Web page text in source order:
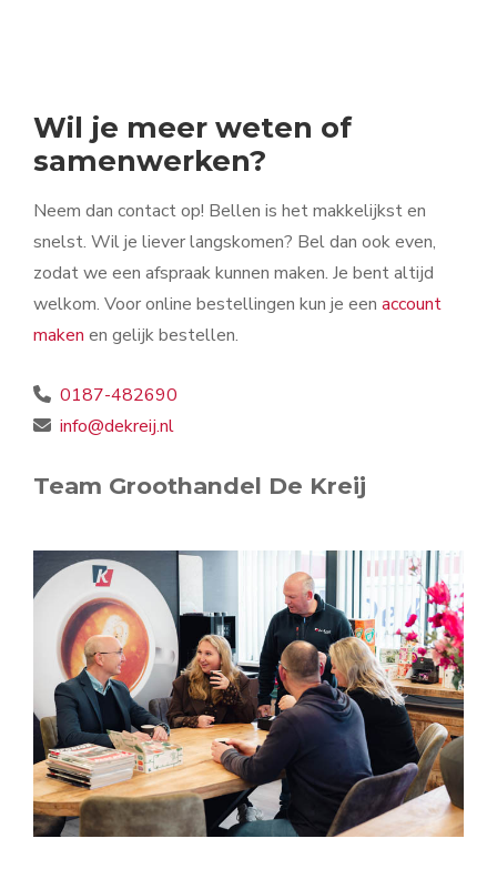
Wil je meer weten of
samenwerken?
Neem dan contact op! Bellen is het makkelijkst en
snelst. Wil je liever langskomen? Bel dan ook even,
zodat we een afspraak kunnen maken. Je bent altijd
welkom. Voor online bestellingen kun je een account
maken en gelijk bestellen.
0187-482690
info@dekreij.nl
Team Groothandel De Kreij